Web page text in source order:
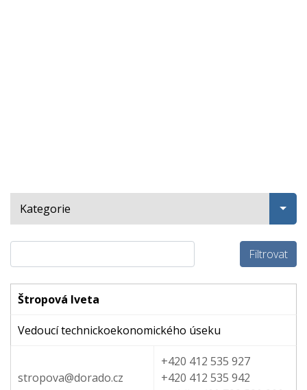
Kategorie
Filtrovat
Štropová Iveta
Vedoucí technickoekonomického úseku
stropova@dorado.cz
+420 412 535 927
+420 412 535 942